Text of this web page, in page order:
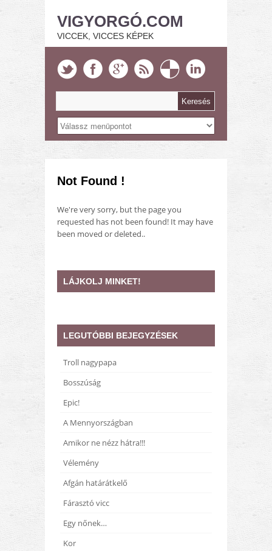
VIGYORGÓ.COM
VICCEK, VICCES KÉPEK
Not Found !
We're very sorry, but the page you
requested has not been found! It may have
been moved or deleted..
LÁJKOLJ MINKET!
LEGUTÓBBI BEJEGYZÉSEK
Troll nagypapa
Bosszúság
Epic!
A Mennyországban
Amikor ne nézz hátra!!!
Vélemény
Afgán határátkelő
Fárasztó vicc
Egy nőnek…
Kor